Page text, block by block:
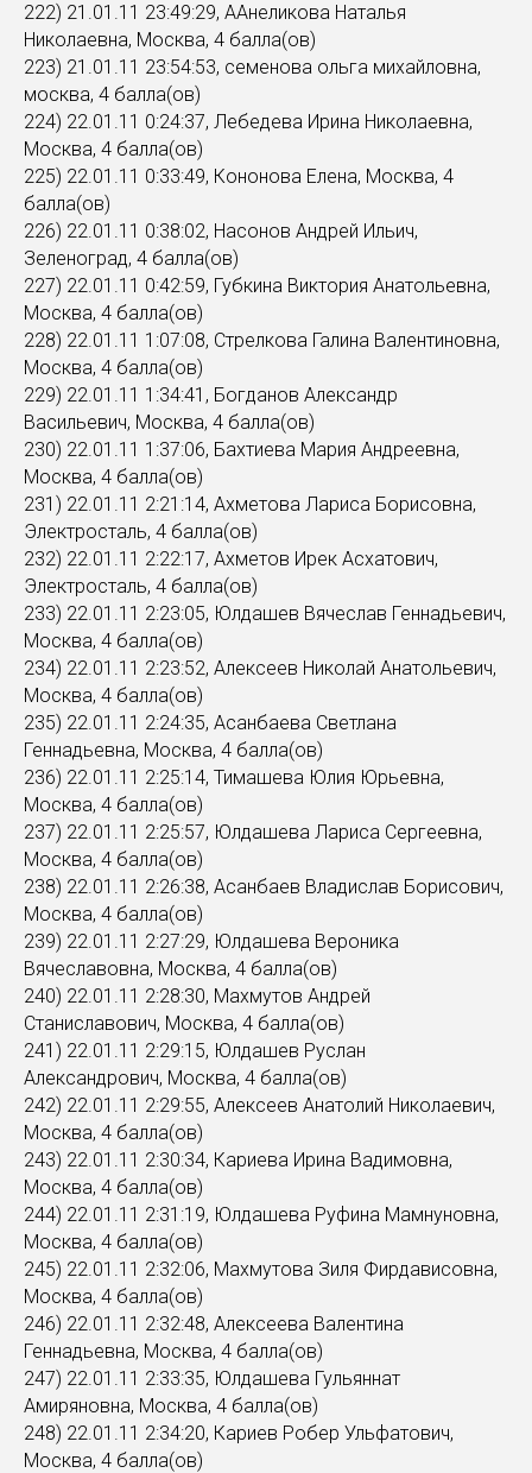
222) 21.01.11 23:49:29, ААнеликова Наталья
Николаевна, Москва, 4 балла(ов)
223) 21.01.11 23:54:53, семенова ольга михайловна,
москва, 4 балла(ов)
224) 22.01.11 0:24:37, Лебедева Ирина Николаевна,
Москва, 4 балла(ов)
225) 22.01.11 0:33:49, Кононова Елена, Москва, 4
балла(ов)
226) 22.01.11 0:38:02, Насонов Андрей Ильич,
Зеленоград, 4 балла(ов)
227) 22.01.11 0:42:59, Губкина Виктория Анатольевна,
Москва, 4 балла(ов)
228) 22.01.11 1:07:08, Стрелкова Галина Валентиновна,
Москва, 4 балла(ов)
229) 22.01.11 1:34:41, Богданов Александр
Васильевич, Москва, 4 балла(ов)
230) 22.01.11 1:37:06, Бахтиева Мария Андреевна,
Москва, 4 балла(ов)
231) 22.01.11 2:21:14, Ахметова Лариса Борисовна,
Электросталь, 4 балла(ов)
232) 22.01.11 2:22:17, Ахметов Ирек Асхатович,
Электросталь, 4 балла(ов)
233) 22.01.11 2:23:05, Юлдашев Вячеслав Геннадьевич,
Москва, 4 балла(ов)
234) 22.01.11 2:23:52, Алексеев Николай Анатольевич,
Москва, 4 балла(ов)
235) 22.01.11 2:24:35, Асанбаева Светлана
Геннадьевна, Москва, 4 балла(ов)
236) 22.01.11 2:25:14, Тимашева Юлия Юрьевна,
Москва, 4 балла(ов)
237) 22.01.11 2:25:57, Юлдашева Лариса Сергеевна,
Москва, 4 балла(ов)
238) 22.01.11 2:26:38, Асанбаев Владислав Борисович,
Москва, 4 балла(ов)
239) 22.01.11 2:27:29, Юлдашева Вероника
Вячеславовна, Москва, 4 балла(ов)
240) 22.01.11 2:28:30, Махмутов Андрей
Станиславович, Москва, 4 балла(ов)
241) 22.01.11 2:29:15, Юлдашев Руслан
Александрович, Москва, 4 балла(ов)
242) 22.01.11 2:29:55, Алексеев Анатолий Николаевич,
Москва, 4 балла(ов)
243) 22.01.11 2:30:34, Кариева Ирина Вадимовна,
Москва, 4 балла(ов)
244) 22.01.11 2:31:19, Юлдашева Руфина Мамнуновна,
Москва, 4 балла(ов)
245) 22.01.11 2:32:06, Махмутова Зиля Фирдависовна,
Москва, 4 балла(ов)
246) 22.01.11 2:32:48, Алексеева Валентина
Геннадьевна, Москва, 4 балла(ов)
247) 22.01.11 2:33:35, Юлдашева Гульяннат
Амиряновна, Москва, 4 балла(ов)
248) 22.01.11 2:34:20, Кариев Робер Ульфатович,
Москва, 4 балла(ов)